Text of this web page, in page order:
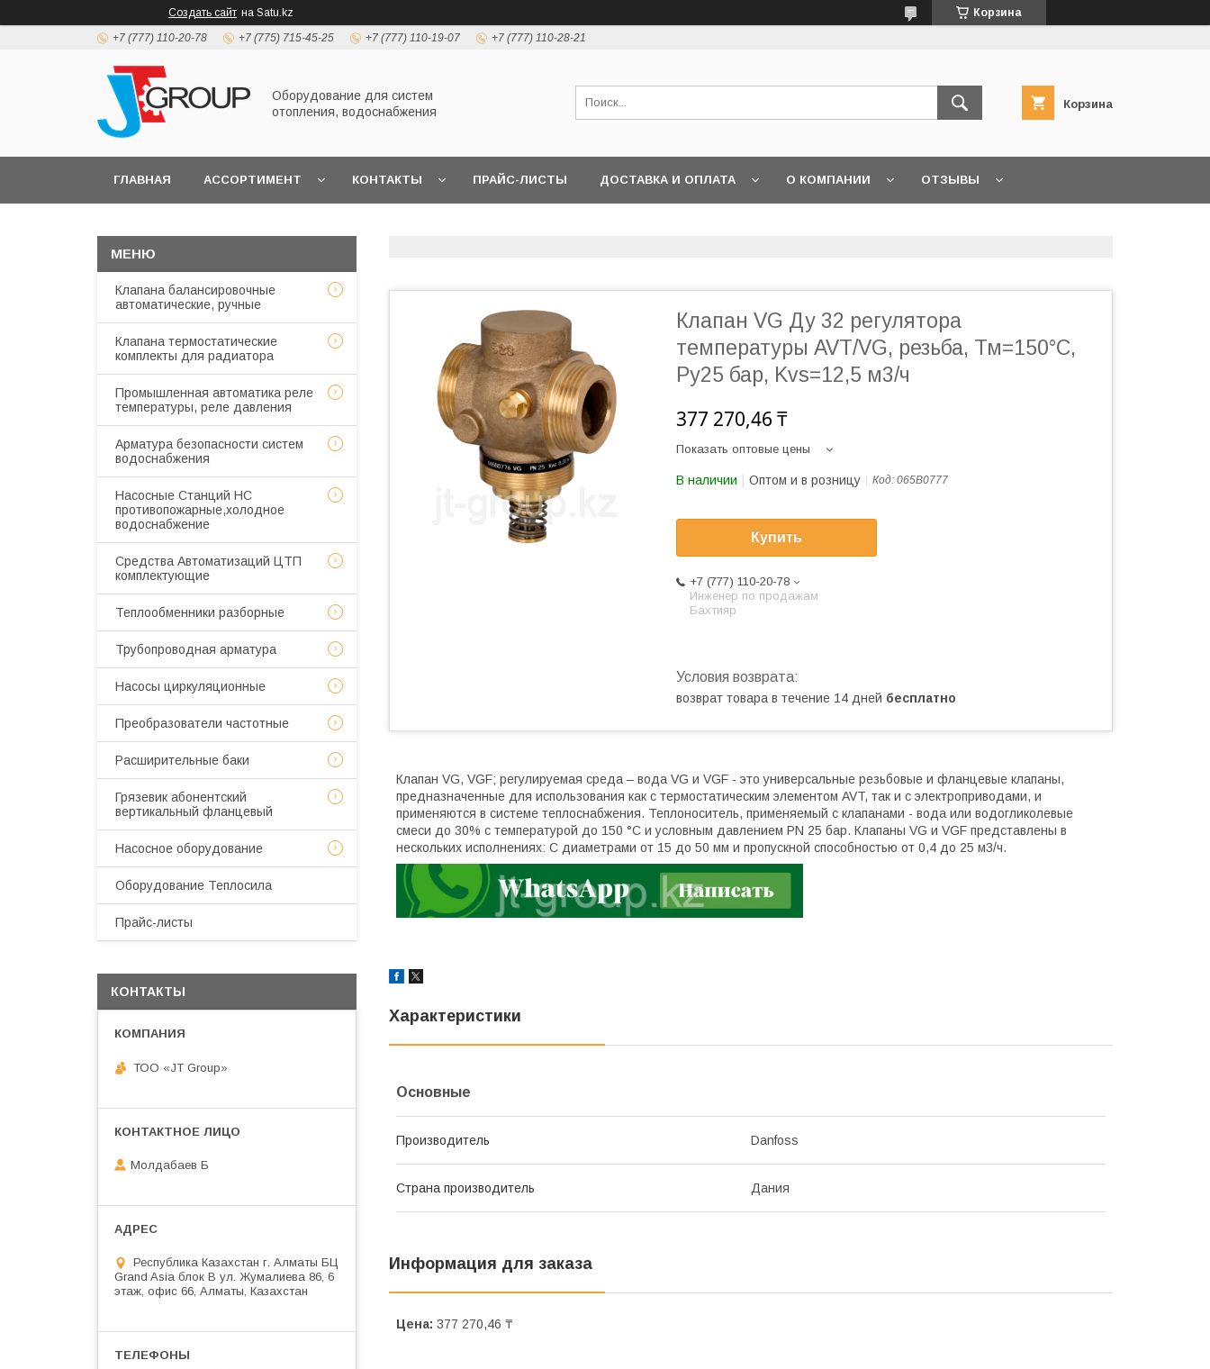
Создать сайт на Satu.kz Корзина
+7 (777) 110-20-78 +7 (775) 715-45-25 +7 (777) 110-19-07 +7 (777) 110-28-21
Оборудование для систем
отопления, водоснабжения
Корзина
ГЛАВНАЯ АССОРТИМЕНТ КОНТАКТЫ ПРАЙС-ЛИСТЫ ДОСТАВКА И ОПЛАТА О КОМПАНИИ ОТЗЫВЫ
Клапан VG Ду 32 регулятора
температуры AVT/VG, резьба, Тм=150°С,
Ру25 бар, Kvs=12,5 м3/ч
377 270,46 ₸
Показать оптовые цены
В наличии Оптом и в розницу Код: 065B0777
Купить
+7 (777) 110-20-78
Инженер по продажам
Бахтияр
возврат товара в течение 14 дней бесплатно
Клапан VG, VGF; регулируемая среда – вода VG и VGF - это универсальные резьбовые и фланцевые клапаны,
предназначенные для использования как с термостатическим элементом AVT, так и с электроприводами, и
применяются в системе теплоснабжения. Теплоноситель, применяемый с клапанами - вода или водогликолевые
смеси до 30% с температурой до 150 °С и условным давлением PN 25 бар. Клапаны VG и VGF представлены в
нескольких исполнениях: С диаметрами от 15 до 50 мм и пропускной способностью от 0,4 до 25 м3/ч.
Характеристики
Основные
Производитель Danfoss
Страна производитель Дания
Информация для заказа
Цена: 377 270,46 ₸
Клапана балансировочные
автоматические, ручные
Клапана термостатические
комплекты для радиатора
Промышленная автоматика реле
температуры, реле давления
Арматура безопасности систем
водоснабжения
Насосные Станций НС
противопожарные,холодное
водоснабжение
Средства Автоматизаций ЦТП
комплектующие
Теплообменники разборные
Трубопроводная арматура
Насосы циркуляционные
Преобразователи частотные
Расширительные баки
Грязевик абонентский
вертикальный фланцевый
Насосное оборудование
Оборудование Теплосила
Прайс-листы
КОНТАКТЫ
ТОО «JT Group»
Молдабаев Б
Республика Казахстан г. Алматы БЦ
Grand Asia блок B ул. Жумалиева 86, 6
этаж, офис 66, Алматы, Казахстан